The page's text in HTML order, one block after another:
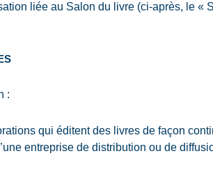
liée au Salon du livre (ci-après, le «
:
qui éditent des livres de façon
entreprise de distribution ou de